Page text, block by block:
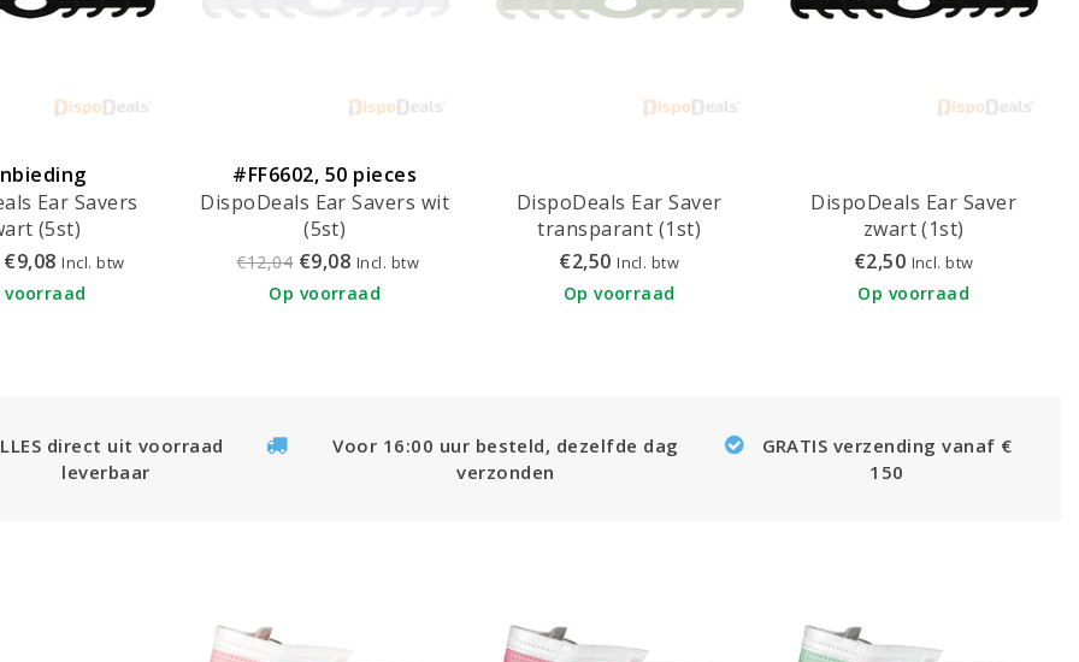
Ear Savers
(5st)
€9,08 Incl. btw
voorraad
#FF6602, 50 pieces
DispoDeals Ear Savers wit
(5st)
€12,04 €9,08 Incl. btw
Op voorraad
DispoDeals Ear Saver
transparant (1st)
€2,50 Incl. btw
Op voorraad
DispoDeals Ear Saver
zwart (1st)
€2,50 Incl. btw
Op voorraad
direct uit voorraad
leverbaar
Voor 16:00 uur besteld, dezelfde dag
verzonden
GRATIS verzending vanaf €
150